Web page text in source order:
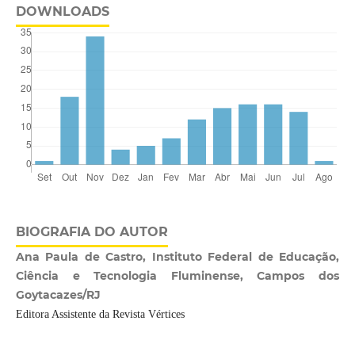
DOWNLOADS
BIOGRAFIA DO AUTOR
Ana Paula de Castro, Instituto Federal de Educação,
Ciência e Tecnologia Fluminense, Campos dos
Goytacazes/RJ
Editora Assistente da Revista Vértices